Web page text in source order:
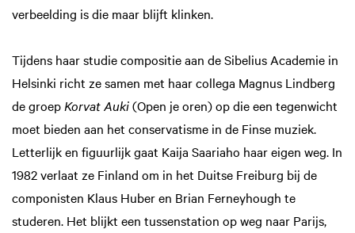
verbeelding is die maar blijft klinken.
Tijdens haar studie compositie aan de Sibelius Academie in
Helsinki richt ze samen met haar collega Magnus Lindberg
de groep Korvat Auki(Open je oren) op die een tegenwicht
moet bieden aan het conservatisme in de Finse muziek.
Letterlijk en figuurlijk gaat Kaija Saariaho haar eigen weg. In
1982 verlaat ze Finland om in het Duitse Freiburg bij de
componisten Klaus Huber en Brian Ferneyhough te
studeren. Het blijkt een tussenstation op weg naar Parijs,